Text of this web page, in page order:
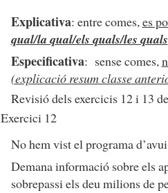
Explicativa: entre comes, es
qual/la qual/els quals/les quals
Especificativa: sense comes,
(explicació resum classe
Revisió dels exercicis 12 i 13
Exercici 12
No hem vist el programa
Demana informació sobre els
sobrepassi els deu milions de